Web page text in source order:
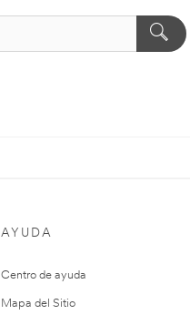
AYUDA
Centro de ayuda
Mapa del Sitio